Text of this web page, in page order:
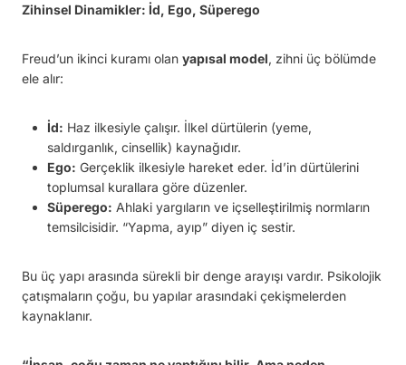
Zihinsel Dinamikler: İd, Ego, Süperego
Freud’un ikinci kuramı olan yapısal model, zihni üç bölümde
ele alır:
İd: Haz ilkesiyle çalışır. İlkel dürtülerin (yeme,
saldırganlık, cinsellik) kaynağıdır.
Ego: Gerçeklik ilkesiyle hareket eder. İd’in dürtülerini
toplumsal kurallara göre düzenler.
Süperego: Ahlaki yargıların ve içselleştirilmiş normların
temsilcisidir. “Yapma, ayıp” diyen iç sestir.
Bu üç yapı arasında sürekli bir denge arayışı vardır. Psikolojik
çatışmaların çoğu, bu yapılar arasındaki çekişmelerden
kaynaklanır.